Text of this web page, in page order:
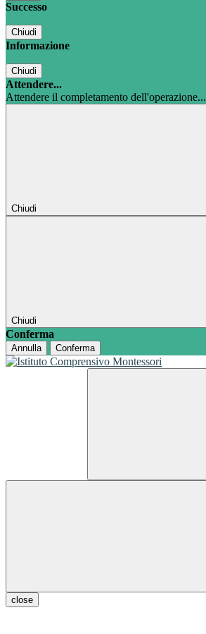
Successo
Chiudi
Informazione
Chiudi
Attendere...
Attendere il completamento dell'operazione...
Chiudi
Chiudi
Conferma
Annulla Conferma
close